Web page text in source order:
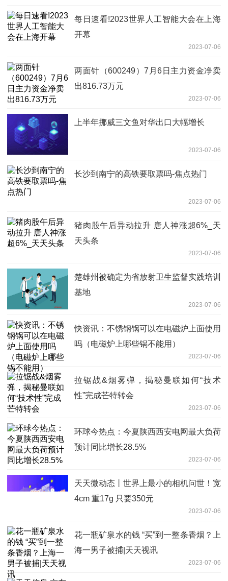
每日速看!2023世界人工智能大会在上海
开幕
2023-07-06
两面针（600249）7月6日主力资金净卖
出816.73万元
2023-07-06
上半年挪威三文鱼对华出口大幅增长
2023-07-06
长沙到南宁的高铁要取票吗-焦点热门
2023-07-06
猪肉股午后异动拉升 唐人神涨超6%_天
天头条
2023-07-06
楚雄州被确定为省放射卫生监督实践培训
基地
2023-07-06
快资讯：不锈钢锅可以在电磁炉上面使用
吗（电磁炉上哪些锅不能用）
2023-07-06
拉锯战&烟雾弹，揭秘曼联如何“技术
性”完成芒特转会
2023-07-06
环球今热点：今夏陕西西安电网最大负荷
预计同比增长28.5%
2023-07-06
天天微动态丨世界上最小的相机问世！宽
4cm 重17g 只要350元
2023-07-06
花一瓶矿泉水的钱 “买”到一整条香烟？上
海一男子被捕|天天视讯
2023-07-06